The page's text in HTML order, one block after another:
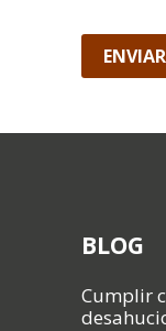
BLOG
Cumplir